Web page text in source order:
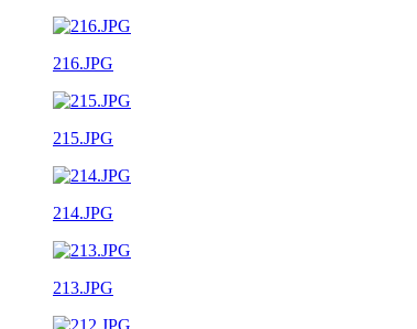
216.JPG
215.JPG
214.JPG
213.JPG